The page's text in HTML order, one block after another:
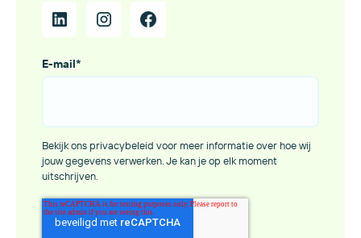
E-mail*
Bekijk ons privacybeleid voor meer informatie over hoe wij
jouw gegevens verwerken. Je kan je op elk moment
uitschrijven.